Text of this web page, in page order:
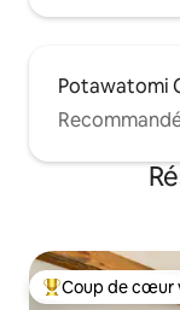
Potawatomi
Coups de cœur
Coup de cœur